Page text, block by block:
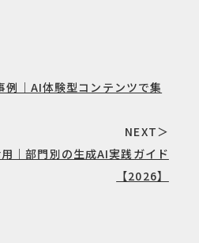
例｜AI体験型コンテンツで集
NEXT＞
｜部門別の生成AI実践ガイド
【2026】